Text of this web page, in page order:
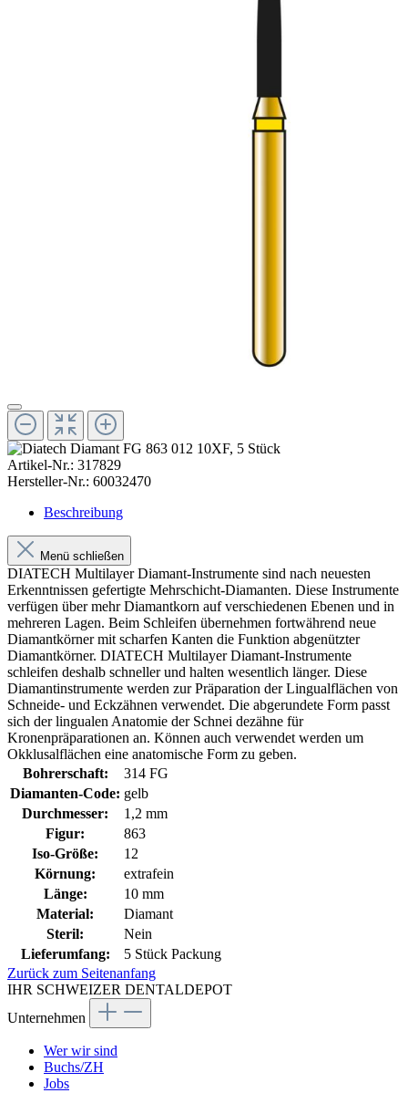
Artikel-Nr.: 317829
Hersteller-Nr.: 60032470
Beschreibung
Menü schließen
DIATECH Multilayer Diamant-Instrumente sind nach neuesten
Erkenntnissen gefertigte Mehrschicht-Diamanten. Diese Instrumente
verfügen über mehr Diamantkorn auf verschiedenen Ebenen und in
mehreren Lagen. Beim Schleifen übernehmen fortwährend neue
Diamantkörner mit scharfen Kanten die Funktion abgenützter
Diamantkörner. DIATECH Multilayer Diamant-Instrumente
schleifen deshalb schneller und halten wesentlich länger. Diese
Diamantinstrumente werden zur Präparation der Lingualflächen von
Schneide- und Eckzähnen verwendet. Die abgerundete Form passt
sich der lingualen Anatomie der Schnei dezähne für
Kronenpräparationen an. Können auch verwendet werden um
Okklusalflächen eine anatomische Form zu geben.
Bohrerschaft:
314 FG
Diamanten-Code: gelb
Durchmesser:
1,2 mm
Figur:
863
Iso-Größe:
12
Körnung:
extrafein
Länge:
10 mm
Material:
Diamant
Steril:
Nein
Lieferumfang:
5 Stück Packung
Zurück zum Seitenanfang
IHR SCHWEIZER DENTALDEPOT
Unternehmen
Wer wir sind
Buchs/ZH
Jobs